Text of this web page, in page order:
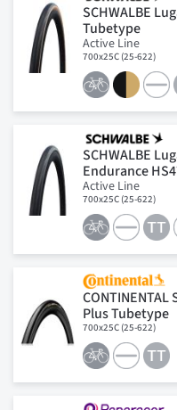
SCHWALBE
Tubetype
Active Line
700x25C (25-622)
SCHWALBE
Endurance
Active Line
700x25C (25-622)
Plus Tubetype
700x25C (25-622)